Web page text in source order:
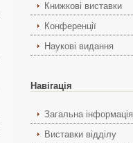
Книжкові виставки
Конференції
Наукові видання
Навігація
Загальна інформація
Виставки відділу